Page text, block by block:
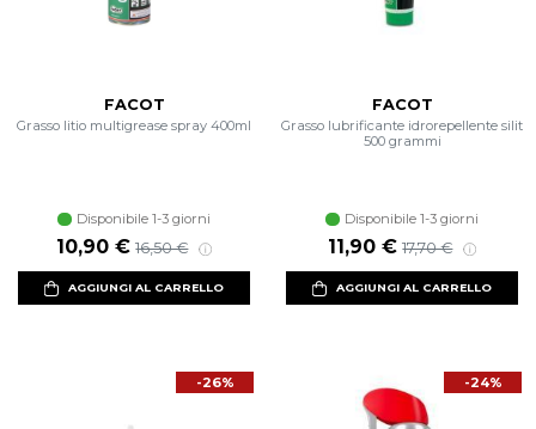
FACOT
Grasso litio multigrease spray 400ml
Disponibile 1-3 giorni
Prezzo scontato
10,90 € Prezzo di listino
16,50 €
AGGIUNGI AL CARRELLO
FACOT
Grasso lubrificante idrorepellente silit
500 grammi
Disponibile 1-3 giorni
Prezzo scontato
11,90 € Prezzo di listino
17,70 €
AGGIUNGI AL CARRELLO
-26% -24%